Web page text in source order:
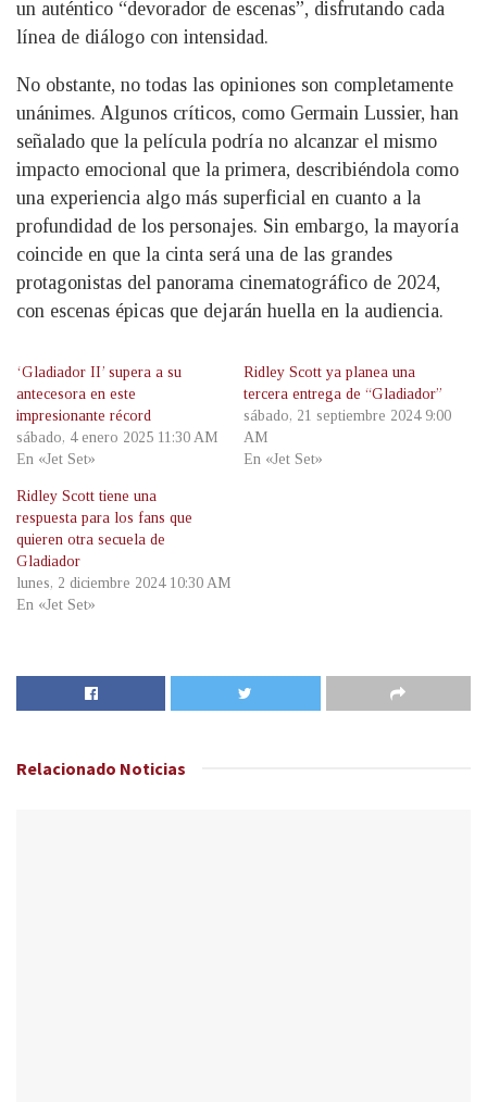
un auténtico “devorador de escenas”, disfrutando cada
línea de diálogo con intensidad.
No obstante, no todas las opiniones son completamente
unánimes. Algunos críticos, como Germain Lussier, han
señalado que la película podría no alcanzar el mismo
impacto emocional que la primera, describiéndola como
una experiencia algo más superficial en cuanto a la
profundidad de los personajes. Sin embargo, la mayoría
coincide en que la cinta será una de las grandes
protagonistas del panorama cinematográfico de 2024,
con escenas épicas que dejarán huella en la audiencia.
‘Gladiador II’ supera a su
antecesora en este
impresionante récord
sábado, 4 enero 2025 11:30 AM
En «Jet Set»
Ridley Scott ya planea una
tercera entrega de “Gladiador”
sábado, 21 septiembre 2024 9:00
AM
En «Jet Set»
Ridley Scott tiene una
respuesta para los fans que
quieren otra secuela de
Gladiador
lunes, 2 diciembre 2024 10:30 AM
En «Jet Set»
Relacionado Noticias